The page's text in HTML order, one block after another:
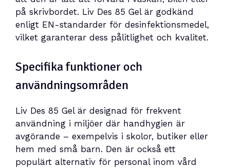
på skrivbordet. Liv Des 85 Gel är godkänd
enligt EN-standarder för desinfektionsmedel,
vilket garanterar dess pålitlighet och kvalitet.
Specifika funktioner och
användningsområden
Liv Des 85 Gel är designad för frekvent
användning i miljöer där handhygien är
avgörande – exempelvis i skolor, butiker eller
hem med små barn. Den är också ett
populärt alternativ för personal inom vård